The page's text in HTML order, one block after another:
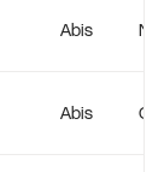
Abis
Abis Oui